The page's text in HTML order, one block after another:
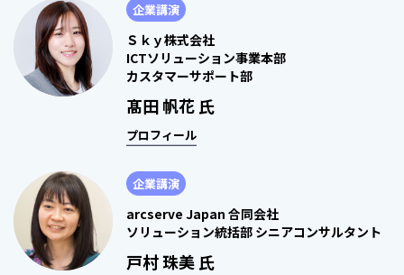
企業講演
Ｓｋｙ株式会社
ICTソリューション事業本部
カスタマーサポート部
髙田 帆花 氏
プロフィール
企業講演
arcserve Japan 合同会社
ソリューション統括部 シニアコンサルタント
戸村 珠美 氏